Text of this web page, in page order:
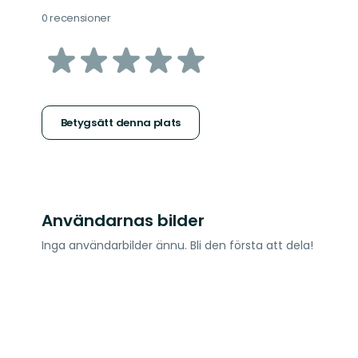
0 recensioner
av
stjärnor
Betygsätt denna plats
Användarnas bilder
Inga användarbilder ännu. Bli den första att dela!